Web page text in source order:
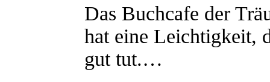
Das Buchcafe der
hat eine Leichtigkeit,
gut tut.…